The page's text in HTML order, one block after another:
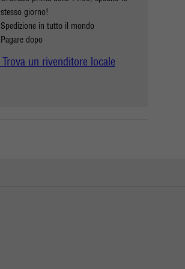
stesso giorno!
Spedizione in tutto il mondo
Pagare dopo
Trova un rivenditore locale